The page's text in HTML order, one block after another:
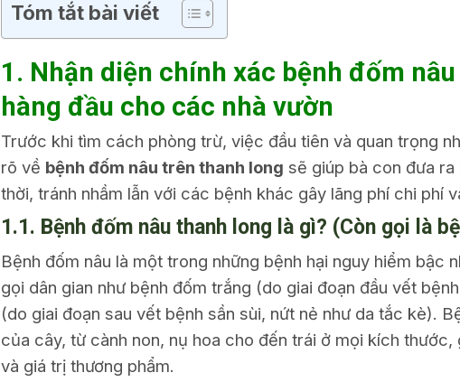
Tóm tắt bài viết
1. Nhận diện chính xác bệnh đốm
hàng đầu cho các nhà vườn
Trước khi tìm cách phòng trừ, việc đầu tiên và quan trọng
rõ về bệnh đốm nâu trên thanh long sẽ giúp bà con đưa
thời, tránh nhầm lẫn với các bệnh khác gây lãng phí chi phí
1.1. Bệnh đốm nâu thanh long là gì? (Còn gọi là
Bệnh đốm nâu là một trong những bệnh hại nguy hiểm bậc
gọi dân gian như bệnh đốm trắng (do giai đoạn đầu vết
(do giai đoạn sau vết bệnh sần sùi, nứt nẻ như da tắc kè).
của cây, từ cành non, nụ hoa cho đến trái ở mọi kích
và giá trị thương phẩm.